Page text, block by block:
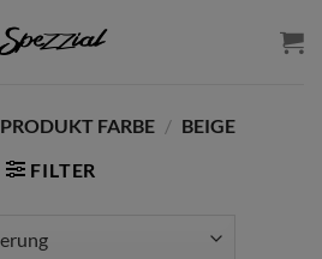
PRODUKT FARBE / BEIGE
FILTER